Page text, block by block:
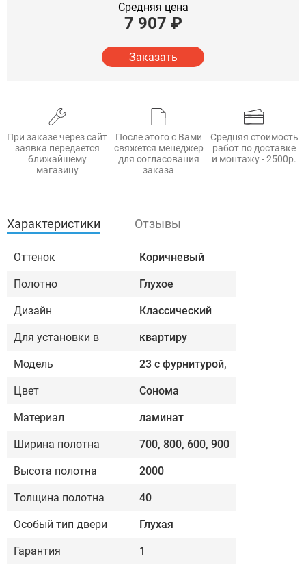
Средняя цена
7 907 ₽
Заказать
При заказе через сайт
заявка передается
ближайшему
магазину
После этого с Вами
свяжется менеджер
для согласования
заказа
Средняя стоимость
работ по доставке
и монтажу - 2500р.
Характеристики Отзывы
Оттенок Коричневый
Полотно Глухое
Дизайн Классический
Для установки в квартиру
Модель 23 с фурнитурой,
Цвет Сонома
Материал ламинат
Ширина полотна 700, 800, 600, 900
Высота полотна 2000
Толщина полотна 40
Особый тип двери Глухая
Гарантия 1